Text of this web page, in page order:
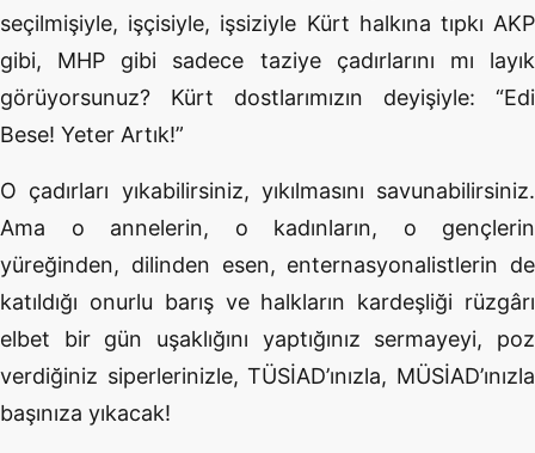
seçilmişiyle, işçisiyle, işsiziyle Kürt halkına tıpkı AKP
gibi, MHP gibi sadece taziye çadırlarını mı layık
görüyorsunuz? Kürt dostlarımızın deyişiyle: “Edi
Bese! Yeter Artık!”
O çadırları yıkabilirsiniz, yıkılmasını savunabilirsiniz.
Ama o annelerin, o kadınların, o gençlerin
yüreğinden, dilinden esen, enternasyonalistlerin de
katıldığı onurlu barış ve halkların kardeşliği rüzgârı
elbet bir gün uşaklığını yaptığınız sermayeyi, poz
verdiğiniz siperlerinizle, TÜSİAD’ınızla, MÜSİAD’ınızla
başınıza yıkacak!